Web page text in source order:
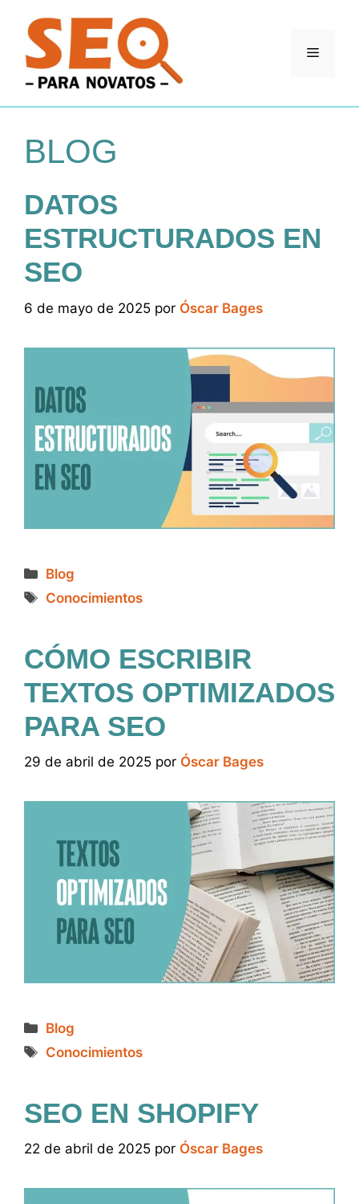
contenido
Menú
BLOG
DATOS
ESTRUCTURADOS EN
SEO
6 de mayo de 2025 por Óscar Bages
Categorías
Blog
Etiquetas
Conocimientos
CÓMO ESCRIBIR
TEXTOS OPTIMIZADOS
PARA SEO
29 de abril de 2025 por Óscar Bages
Categorías
Blog
Etiquetas
Conocimientos
SEO EN SHOPIFY
22 de abril de 2025 por Óscar Bages